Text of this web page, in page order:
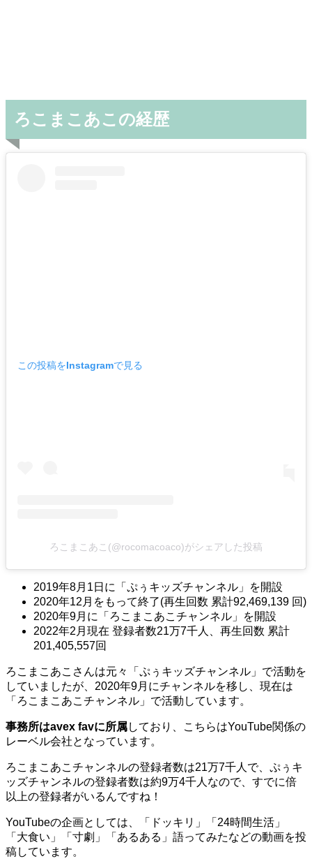
ろこまこあこの経歴
この投稿をInstagramで見る
ろこまこあこ(@rocomacoaco)がシェアした投稿
2019年8月1日 に「 ぷぅキッズチャンネル」を開設
2020年12月をもって終了(再生回数 累計92,469,139 回)
2020年9月に「ろこまこあこチャンネル」を開設
2022年2月現在 登録者数21万7千人、再生回数 累計
201,405,557回
ろこまこあこさんは元々「ぷぅキッズチャンネル」で活動を
していましたが、2020年9月にチャンネルを移し、現在は
「ろこまこあこチャンネル」で活動しています。
事務所はavex favに所属しており、こちらはYouTube関係の
レーベル会社となっています。
ろこまこあこチャンネルの登録者数は21万7千人で、ぷぅキ
ッズチャンネルの登録者数は約9万4千人なので、すでに倍
以上の登録者がいるんですね！
YouTubeの企画としては、「ドッキリ」「24時間生活」
「大食い」「寸劇」「あるある」語ってみたなどの動画を投
稿しています。